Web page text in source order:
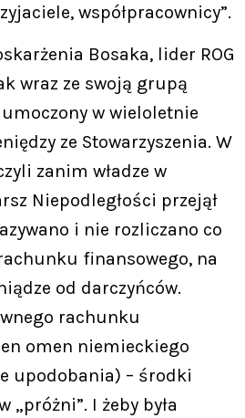
współpracownicy”.
Bosaka, lider ROG
wraz ze swoją grupą
w wieloletnie
ze Stowarzyszenia. W
zanim władze w
Niepodległości przejął
i nie rozliczano co
finansowego, na
od darczyńców.
rachunku
omen niemieckiego
upodobania) – środki
„próżni”. I żeby była